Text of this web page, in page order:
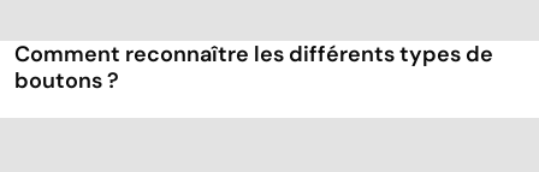
Comment reconnaître les différents types de
boutons ?